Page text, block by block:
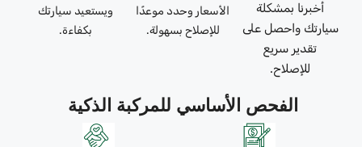
أخبرنا بمشكلة
سيارتك واحصل على
تقدير سريع
للإصلاح.
الأسعار وحدد موعدًا
للإصلاح بسهولة.
ويستعيد سيارتك
بكفاءة.
الفحص الأساسي للمركبة الذكية